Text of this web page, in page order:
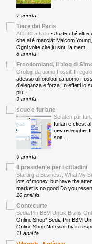
7 anni fa
Tiere dai Paris
AC DC a Udin - Juste chê altre
che al è mancjât Malcom
Ogni volte che ju sint, la mem...
8 anni fa
Freedomland, il blog di
Orologi da uomo Fossil: Il
adesso gli orologi da uomo
d’eleganza e forza. In effetti lo
più...
9 anni fa
scuele furlane
Scratch par
furlan e chest
nestre lenghe.
son...
9 anni fa
Il presidente per i cittadini
Starting a Business, What My
lots of money, but have the
market is no good.Do you
10 anni fa
Contecurte
Sedia Pin BBM Untuk Bisnis
Online Shop* Sedia Pin BBM
Online Shop Noteworthy in
11 anni fa